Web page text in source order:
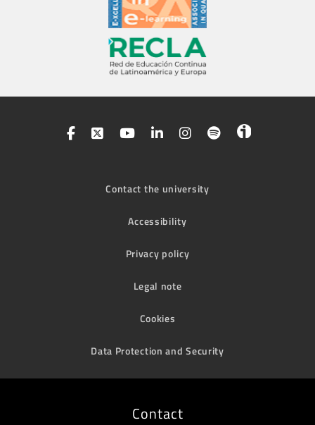
Contact the university
Accessibility
Privacy policy
Legal note
Cookies
Data Protection and Security
Contact